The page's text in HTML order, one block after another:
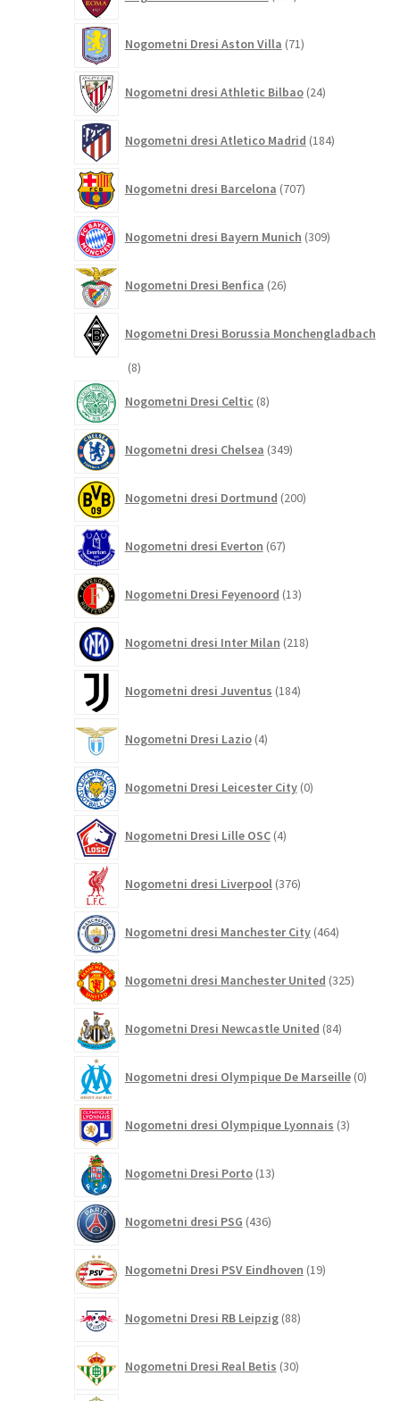
izdelkov
Nogometni Dresi Aston Villa 71izdelkov
Nogometni dresi Athletic Bilbao 24izdelkov
Nogometni dresi Atletico Madrid 184izdelkov
Nogometni dresi Barcelona 707izdelkov
Nogometni dresi Bayern Munich 309izdelkov
Nogometni Dresi Benfica 26izdelkov
Nogometni Dresi Borussia Monchengladbach
88
Nogometni Dresi Celtic 8izdelkov
Nogometni dresi Chelsea 349izdelkov
Nogometni dresi Dortmund 200izdelkov
Nogometni dresi Everton 67izdelkov
Nogometni Dresi Feyenoord 13izdelkov
Nogometni dresi Inter Milan 218izdelkov
Nogometni dresi Juventus 184izdelkov
Nogometni Dresi Lazio 4izdelki
Nogometni Dresi Leicester City 0izdelkov
Nogometni Dresi Lille OSC 4izdelki
Nogometni dresi Liverpool 376izdelkov
Nogometni dresi Manchester City 464izdelkov
Nogometni dresi Manchester United 325izdelkov
Nogometni Dresi Newcastle United 84izdelkov
Nogometni dresi Olympique De Marseille 0
Nogometni dresi Olympique Lyonnais 3izdelki
Nogometni Dresi Porto 13izdelkov
Nogometni dresi PSG 436izdelkov
Nogometni Dresi PSV Eindhoven 19izdelkov
Nogometni Dresi RB Leipzig 88izdelkov
Nogometni Dresi Real Betis 30izdelkov